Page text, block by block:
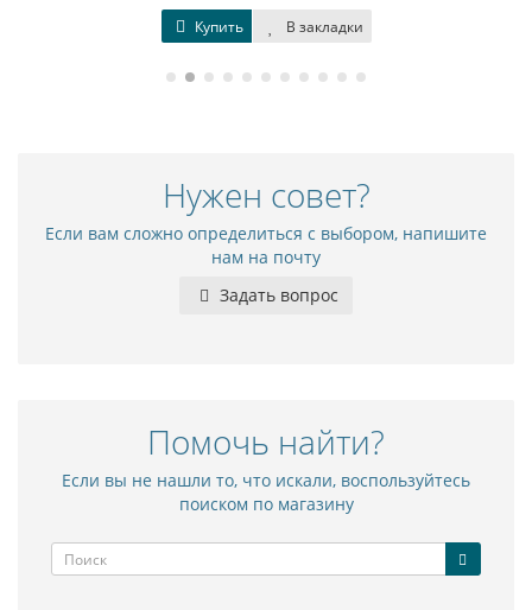
Купить В закладки
Нужен совет?
Если вам сложно определиться с выбором, напишите
нам на почту
Задать вопрос
Помочь найти?
Если вы не нашли то, что искали, воспользуйтесь
поиском по магазину